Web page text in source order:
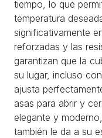
tiempo, lo que
temperatura
significativamente
reforzadas y las
garantizan que la
su lugar, incluso
ajusta
asas para abrir y
elegante y
también le da a su